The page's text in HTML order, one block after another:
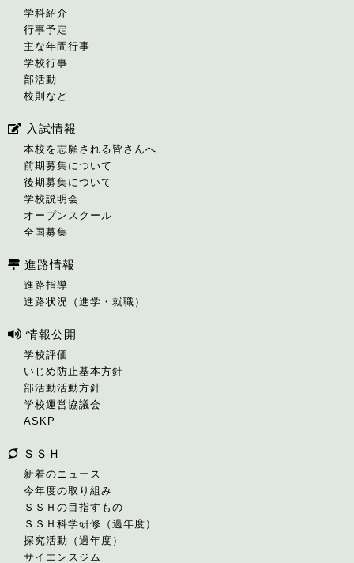
学科紹介
行事予定
主な年間行事
学校行事
部活動
校則など
入試情報
本校を志願される皆さんへ
前期募集について
後期募集について
学校説明会
オープンスクール
全国募集
進路情報
進路指導
進路状況（進学・就職）
情報公開
学校評価
いじめ防止基本方針
部活動活動方針
学校運営協議会
ASKP
ＳＳＨ
新着のニュース
今年度の取り組み
ＳＳＨの目指すもの
ＳＳＨ科学研修（過年度）
探究活動（過年度）
サイエンスジム